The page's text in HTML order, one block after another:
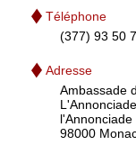
Téléphone
(377) 93 50
Adresse
Ambassade
l'Annonciade
98000